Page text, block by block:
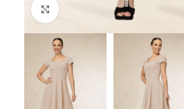
Click to enlarge